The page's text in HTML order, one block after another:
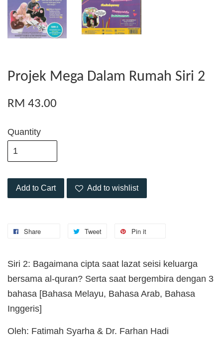
Projek Mega Dalam Rumah Siri 2
RM 43.00
Quantity
Add to Cart Add to wishlist
Share Tweet Pin it
Siri 2: Bagaimana cipta saat lazat seisi keluarga
bersama al-quran? Serta saat bergembira dengan 3
bahasa [Bahasa Melayu, Bahasa Arab, Bahasa
Inggeris]
Oleh: Fatimah Syarha & Dr. Farhan Hadi